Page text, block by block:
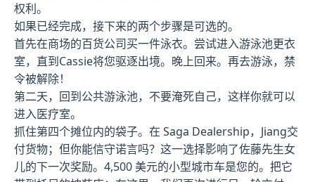
权利。
如果已经完成，接下来的两个步骤是可选的。
首先在商场的百货公司买一件泳衣。尝试进入游泳池更衣
室，直到Cassie将您驱逐出境。晚上回来。再去游泳，禁
令被解除！
第二天，回到公共游泳池，不要淹死自己，这样你就可以
进入医疗室。
抓住第四个摊位内的袋子。在 Saga Dealership，Jiang交
付货物；但你能信守诺言吗？这一选择影响了佐藤先生女
儿的下一次奖励。4,500 美元的小型城市车是您的。把它